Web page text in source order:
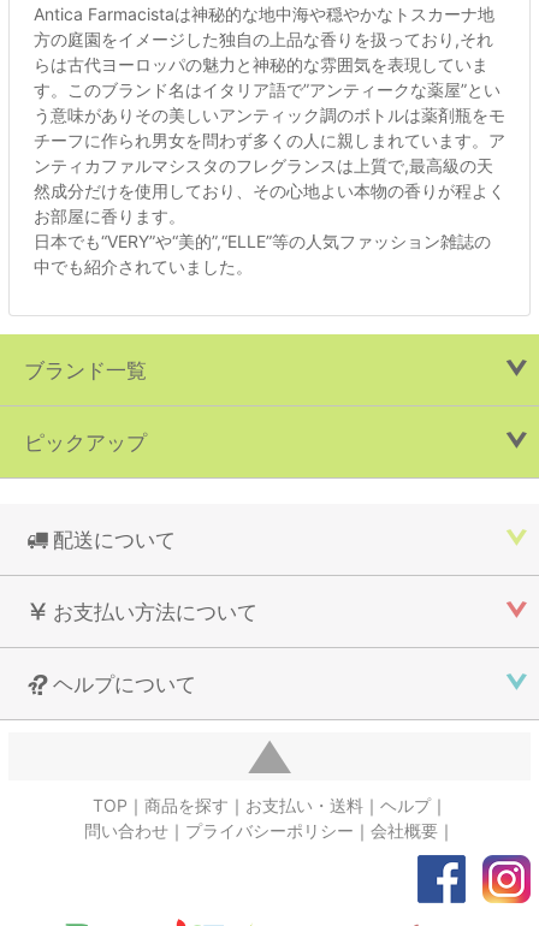
Antica Farmacistaは神秘的な地中海や穏やかなトスカーナ地
方の庭園をイメージした独自の上品な香りを扱っており,それ
らは古代ヨーロッパの魅力と神秘的な雰囲気を表現していま
す。このブランド名はイタリア語で”アンティークな薬屋”とい
う意味がありその美しいアンティック調のボトルは薬剤瓶をモ
チーフに作られ男女を問わず多くの人に親しまれています。ア
ンティカファルマシスタのフレグランスは上質で,最高級の天
然成分だけを使用しており、その心地よい本物の香りが程よく
お部屋に香ります。
日本でも“VERY”や“美的”,“ELLE”等の人気ファッション雑誌の
中でも紹介されていました。
ブランド一覧
ピックアップ
配送について
お支払い方法について
ヘルプについて
TOP 商品を探す お支払い・送料
ヘルプ
問い合わせ
プライバシーポリシー 会社概要